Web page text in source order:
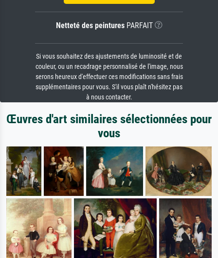
Netteté des peinturesPARFAIT
Si vous souhaitez des ajustements de luminosité et de
couleur, ou un recadrage personnalisé de l'image, nous
serons heureux d'effectuer ces modifications sans frais
supplémentaires pour vous. S'il vous plaît n'hésitez pas
à nous contacter.
Œuvres d'art similaires sélectionnées pour
vous